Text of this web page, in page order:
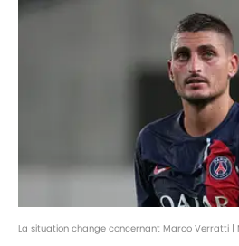
La situation change concernant Marco Verratti